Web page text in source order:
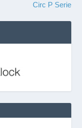
Circ P Serie